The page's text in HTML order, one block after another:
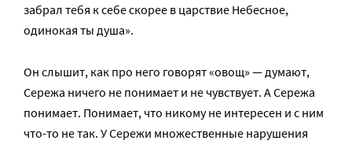
забрал тебя к себе скорее в царствие Небесное,
одинокая ты душа».
Он слышит, как про него говорят «овощ» — думают,
Сережа ничего не понимает и не чувствует. А Сережа
понимает. Понимает, что никому не интересен и с ним
что-то не так. У Сережи множественные нарушения